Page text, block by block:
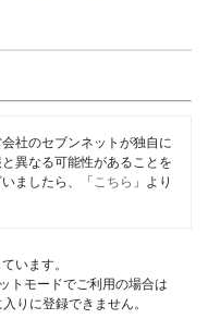
社のセブンネットが独自に
異なる可能性があることを
ましたら、「 こちら 」より
います。
トモードでご利用の場合は
りに登録できません。